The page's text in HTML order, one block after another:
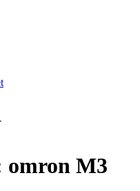
omron M3